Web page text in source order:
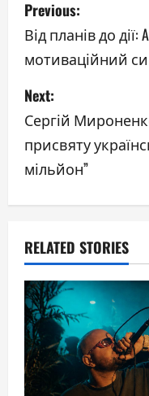
o
s
t
n
a
v
i
g
a
t
i
Previous:
Від планів до дії:
мотиваційний
Next:
Сергій
присвяту
мільйон”
RELATED STORIES